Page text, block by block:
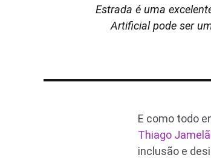
Estrada é uma
Artificial pode ser
E como todo
Thiago
inclusão e